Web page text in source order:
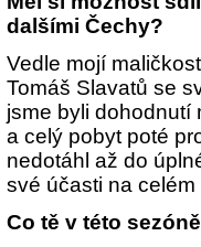
dalšími Čechy?
Vedle mojí
Tomáš Slavatů se
jsme byli dohodnutí
a celý pobyt poté
nedotáhl až do
své účasti na
Co tě v této